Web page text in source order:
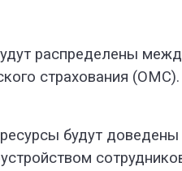
распределены
страхования (ОМС).
будут